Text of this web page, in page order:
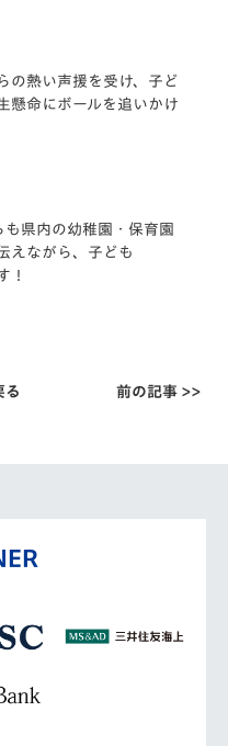
の熱い声援を受け、子ど
懸命にボールを追いかけ
県内の幼稚園・保育園
えながら、子ども
！
る 前の記事 >>